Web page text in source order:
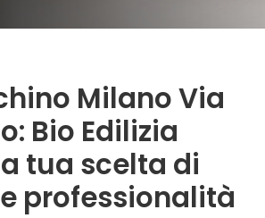
Milano Via
Bio Edilizia
tua scelta di
professionalità